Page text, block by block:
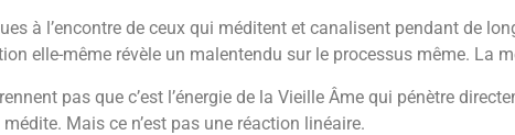
à l’encontre de ceux qui méditent et canalisent pendant de
elle-même révèle un malentendu sur le processus même. La
pas que c’est l’énergie de la Vieille Âme qui pénètre
Mais ce n’est pas une réaction linéaire.